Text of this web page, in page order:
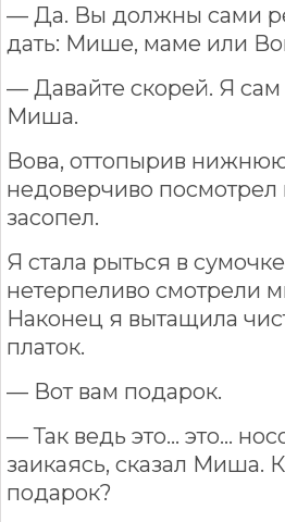
— Да. Вы должны сами
дать: Мише, маме или
— Давайте скорей. Я
Миша.
Вова, оттопырив
недоверчиво посмотрел
засопел.
Я стала рыться в
нетерпеливо смотрели
Наконец я вытащила
платок.
— Вот вам подарок.
— Так ведь это... это...
заикаясь, сказал Миша.
подарок?